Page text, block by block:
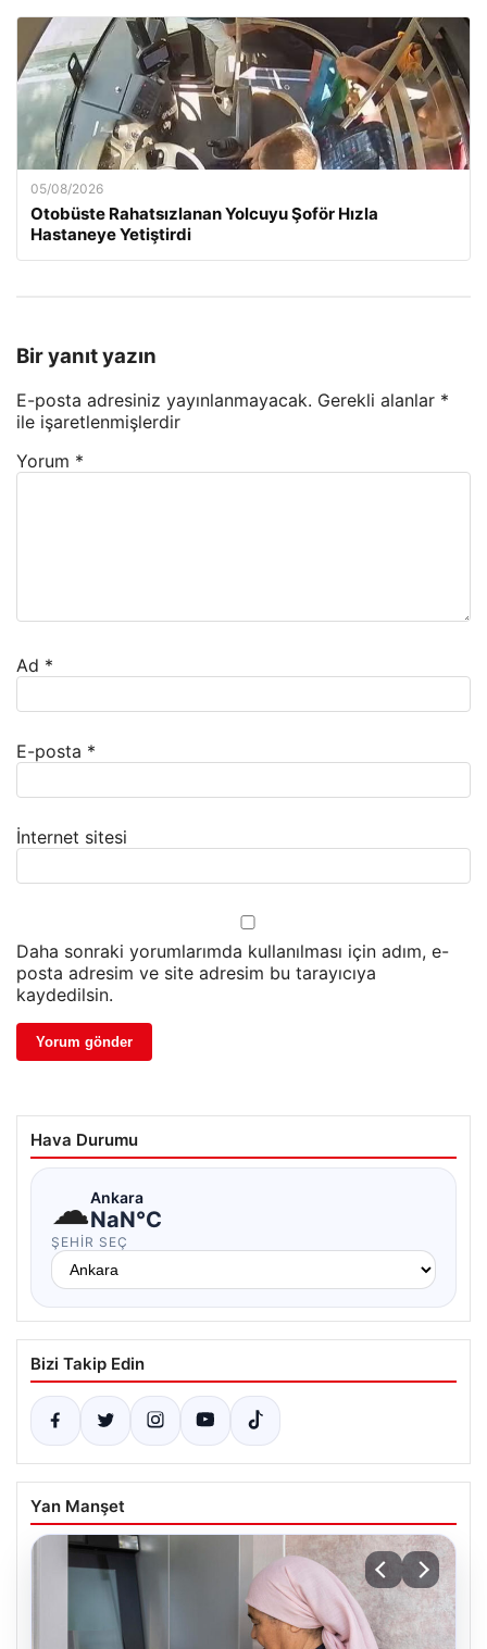
05/08/2026
Otobüste Rahatsızlanan Yolcuyu Şoför Hızla
Hastaneye Yetiştirdi
Bir yanıt yazın
E-posta adresiniz yayınlanmayacak. Gerekli alanlar *
ile işaretlenmişlerdir
Yorum *
Ad *
E-posta *
İnternet sitesi
Daha sonraki yorumlarımda kullanılması için adım, e-
posta adresim ve site adresim bu tarayıcıya
kaydedilsin.
Hava Durumu
☁Ankara
NaN°C
ŞEHIR SEÇ
Bizi Takip Edin
Yan Manşet